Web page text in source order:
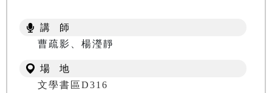
講 師
曹疏影、楊瀅靜
場 地
文學書區D316